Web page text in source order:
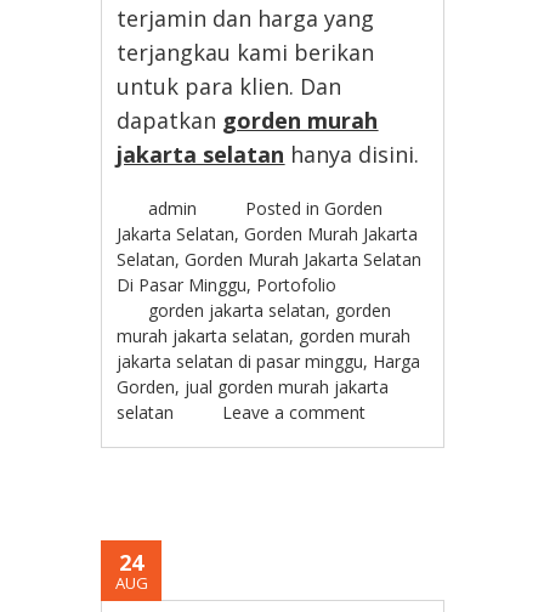
terjamin dan harga yang
terjangkau kami berikan
untuk para klien. Dan
dapatkan gorden murah
jakarta selatan hanya disini.
admin Posted inGorden
Jakarta Selatan,Gorden Murah Jakarta
Selatan,Gorden Murah Jakarta Selatan
Di Pasar Minggu, Portofolio
gorden jakarta selatan, gorden
murah jakarta selatan, gorden murah
jakarta selatan di pasar minggu, Harga
Gorden, jual gorden murah jakarta
selatan
Leave a comment
24
AUG